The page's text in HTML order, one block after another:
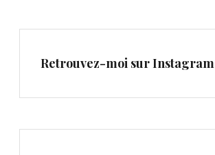
Retrouvez-moi sur Instagram